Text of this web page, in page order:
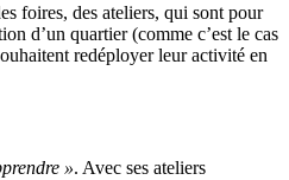
foires, des ateliers, qui sont pour
d’un quartier (comme c’est le cas
redéployer leur activité en
». Avec ses ateliers